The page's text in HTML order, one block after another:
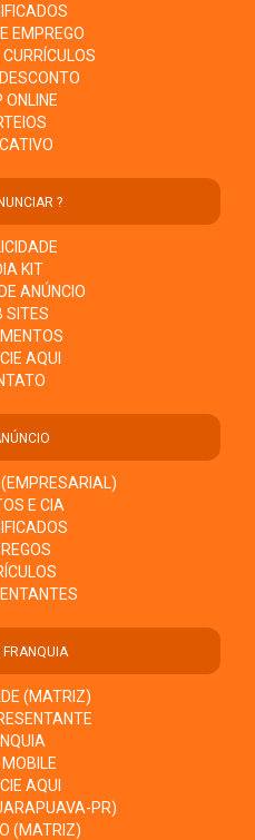
EMPREGO
ONLINE
?
KIT
ANÚNCIO
SITES
AQUI
E CIA
FRANQUIA
(MATRIZ)
MOBILE
AQUI
PR)
(MATRIZ)